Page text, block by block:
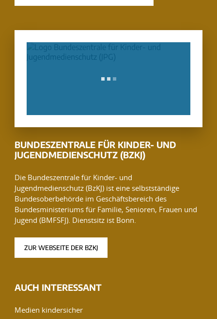
BUNDESZENTRALE FÜR KINDER- UND
JUGENDMEDIENSCHUTZ (BZKJ)
Die Bundeszentrale für Kinder- und
Jugendmedienschutz (BzKJ) ist eine selbstständige
Bundesoberbehörde im Geschäftsbereich des
Bundesministeriums für Familie, Senioren, Frauen und
Jugend (BMFSFJ). Dienstsitz ist Bonn.
ZUR WEBSEITE DER BZKJ
AUCH INTERESSANT
Medien kindersicher